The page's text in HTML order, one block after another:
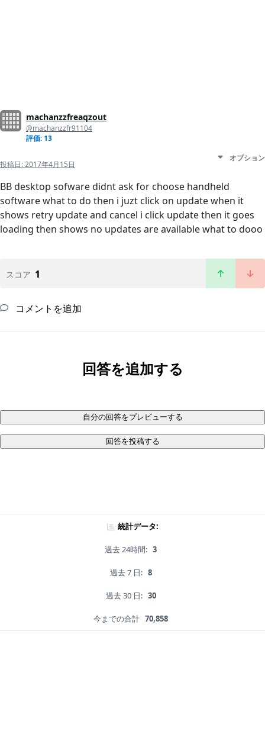
machanzzfreaqzout
@machanzzfr91104
評価: 13
投稿日:2017年4月15日
オプション
BB desktop sofware didnt ask for choose handheld
software what to do then i juzt click on update when it
shows retry update and cancel i click update then it goes
loading then shows no updates are available what to dooo
スコア 1
コメントを追加
回答を追加する
自分の回答をプレビューする
回答を投稿する
統計データ:
過去 24時間: 3
過去 7 日: 8
過去 30 日: 30
今までの合計 70,858